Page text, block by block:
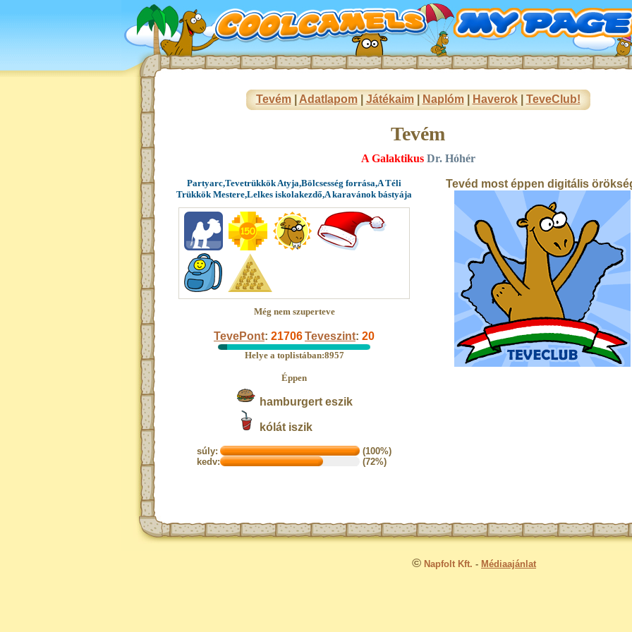
Tevém| Adatlapom| Játékaim| Naplóm| Haverok| TeveClub!
Tevém
A GalaktikusDr. Hóhér
Partyarc,Tevetrükkök Atyja,Bölcsesség forrása,A Téli
Trükkök Mestere,Lelkes iskolakezdő,A karavánok bástyája
Még nem szuperteve
TevePont: 21706Teveszint: 20
Helye a toplistában:8957
Éppen
hamburgert eszik
kólát iszik
súly:
(100%)
kedv:
(72%)
Tevéd most éppen digitális
© Napfolt Kft. - Médiaajánlat